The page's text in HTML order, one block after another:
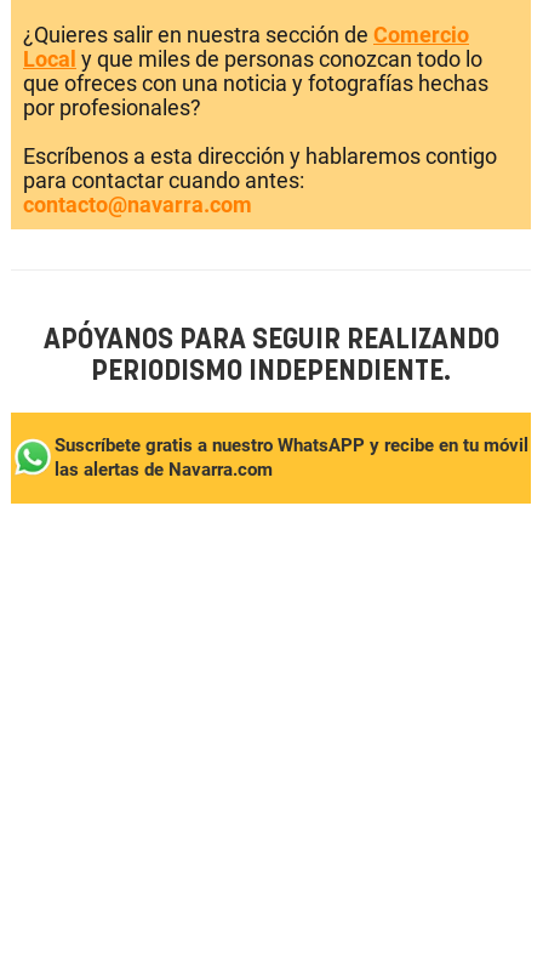
¿Quieres salir en nuestra sección de Comercio
Local y que miles de personas conozcan todo lo
que ofreces con una noticia y fotografías hechas
por profesionales?
Escríbenos a esta dirección y hablaremos contigo
para contactar cuando antes:
contacto@navarra.com
APÓYANOS PARA SEGUIR REALIZANDO
PERIODISMO INDEPENDIENTE.
Suscríbete gratis a nuestro WhatsAPP y recibe en tu móvil
las alertas de Navarra.com